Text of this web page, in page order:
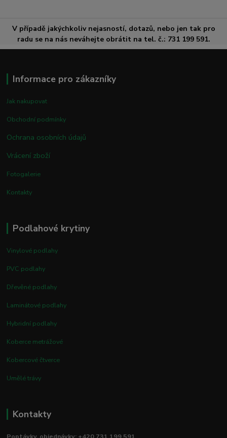
V případě jakýchkoliv nejasností, dotazů, nebo jen tak pro
radu se na nás neváhejte obrátit na tel. č.: 731 199 591.
Informace pro zákazníky
Jak nakupovat
Obchodní podmínky
Ochrana osobních údajů
Vrácení zboží
Fotogalerie
Kontakty
Podlahové krytiny
Vinylové podlahy
PVC podlahy
Dřevěné podlahy
Laminátové podlahy
Hybridní podlahy
Koberce metrážové
Kobercové čtverce
Umělé trávy
Kontakty
Poptávky, objednávky: +420 731 199 591